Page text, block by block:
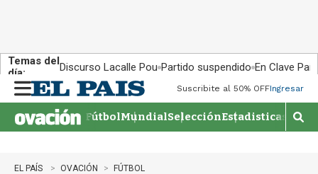
Temas del
día:
Discurso Lacalle Pou Partido suspendido En Clave País
n
u
Suscribite al 50% OFFIngresar
FútbolMundialSelecciónEstadisticas
M
o
EL PAÍS OVACIÓN FÚTBOL